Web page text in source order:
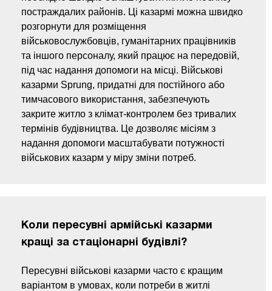
постраждалих районів. Ці казармі можна швидко
розгорнути для розміщення
військовослужбовців, гуманітарних працівників
та іншого персоналу, який працює на передовій,
під час надання допомоги на місці. Військові
казарми Sprung, придатні для постійного або
тимчасового використання, забезпечують
закрите житло з клімат-контролем без тривалих
термінів будівництва. Це дозволяє місіям з
надання допомоги масштабувати потужності
військових казарм у міру зміни потреб.
Коли пересувні армійські казарми
кращі за стаціонарні будівлі?
Пересувні військові казарми часто є кращим
варіантом в умовах, коли потреби в житлі